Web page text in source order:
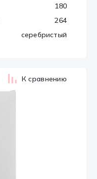
180
264
серебристый
К сравнению